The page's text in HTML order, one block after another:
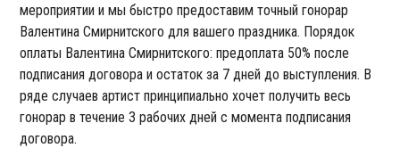
мероприятии и мы быстро предоставим точный гонорар
Валентина Смирнитского для вашего праздника. Порядок
оплаты Валентина Смирнитского: предоплата 50% после
подписания договора и остаток за 7 дней до выступления. В
ряде случаев артист принципиально хочет получить весь
гонорар в течение 3 рабочих дней с момента подписания
договора.